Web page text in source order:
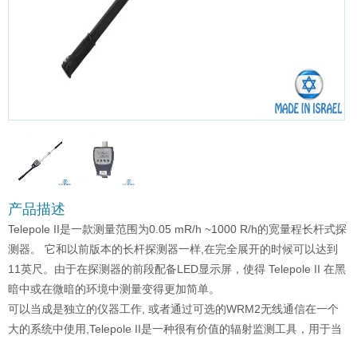
产品描述
Telepole II是一款测量范围为0.05 mR/h ~1000 R/h的宽量程长杆式探
测器。 它和以前版本的长杆探测器一样,在完全展开的时候可以达到
11英尺。由于在探测器的前段配备LED显示屏，使得 Telepole II 在黑
暗中或在微暗的环境中测量变得更加简单。
可以当成是独立的仪器工作, 或者通过可选的WRM2无线通信在一个
大的系统中使用,Telepole II是一种很有价值的辐射监测工具，用于当